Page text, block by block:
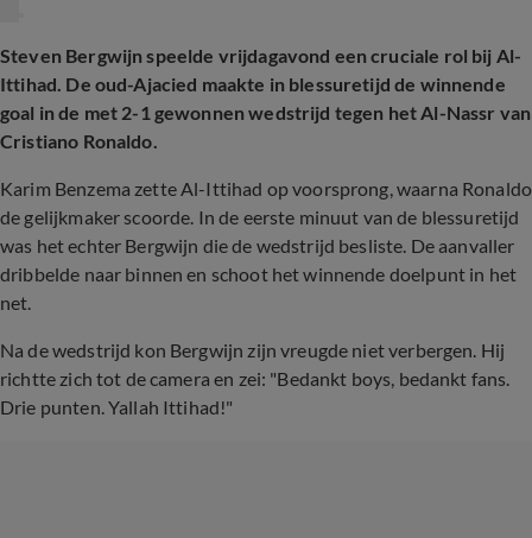
Steven Bergwijn speelde vrijdagavond een cruciale rol bij Al-
Ittihad. De oud-Ajacied maakte in blessuretijd de winnende
goal in de met 2-1 gewonnen wedstrijd tegen het Al-Nassr van
Cristiano Ronaldo.
Karim Benzema zette Al-Ittihad op voorsprong, waarna Ronaldo
de gelijkmaker scoorde. In de eerste minuut van de blessuretijd
was het echter Bergwijn die de wedstrijd besliste. De aanvaller
dribbelde naar binnen en schoot het winnende doelpunt in het
net.
Na de wedstrijd kon Bergwijn zijn vreugde niet verbergen. Hij
richtte zich tot de camera en zei: "Bedankt boys, bedankt fans.
Drie punten. Yallah Ittihad!"